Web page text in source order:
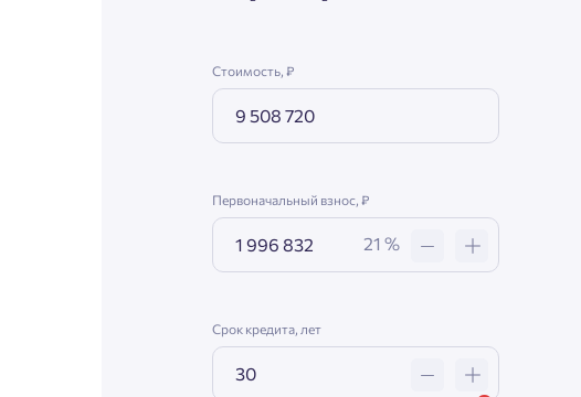
Стоимость, ₽
Первоначальный взнос, ₽
21 %
Срок кредита, лет